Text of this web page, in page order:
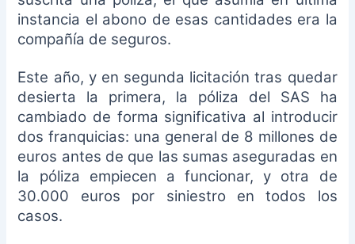
instancia el abono de esas cantidades era la
compañía de seguros.
Este año, y en segunda licitación tras quedar
desierta la primera, la póliza del SAS ha
cambiado de forma significativa al introducir
dos franquicias: una general de 8 millones de
euros antes de que las sumas aseguradas en
la póliza empiecen a funcionar, y otra de
30.000 euros por siniestro en todos los
casos.